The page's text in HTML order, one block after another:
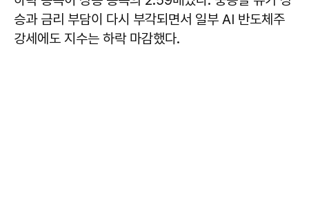
승과 금리 부담이 다시 부각되면서 일부 AI 반도체주
강세에도 지수는 하락 마감했다.